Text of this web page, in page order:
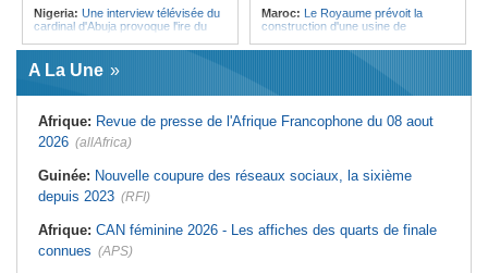
Nigeria: Une interview télévisée du
cardinal d'Abuja provoque l'ire du
Afrique de l'Ouest:
22 milliards de FCFA en obligations
l'UEMOA
Cote d'Ivoire:Le retour du tambour
parleur «Djidji Ayôkwé» prend une
dimension politique
Guinée:
Le président dissipe les
doutes concernant son état de
santé dans un message publié sur X
l'assurance pour tous - Le pacte de
Maroc: Le Royaume prévoit la
construction d'une usine de
déchets à Casablanca
agents de sécurité, selon des
associations
Afrique:Revue de presse de
Maroc:Au-délà du communiqué -
A La Une
Afrique: Revue de presse de l'Afrique Francophone du 08 aout
2026 (allAfrica)
Guinée: Nouvelle coupure des réseaux sociaux, la sixième
depuis 2023 (RFI)
Afrique: CAN féminine 2026 - Les affiches des quarts de finale
connues (APS)